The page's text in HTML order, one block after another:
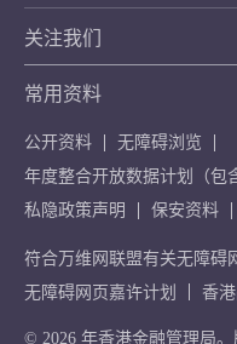
关注我们
常用资料
公开资料
无障碍浏览
年度整合开放数据计划（包
私隐政策声明
保安资料
符合万维网联盟有关无障碍
无障碍网页嘉许计划
香
© 2026 年香港金融管理局。